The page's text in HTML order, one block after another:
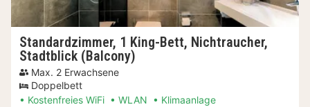
Standardzimmer, 1 King-Bett, Nichtraucher,
Stadtblick (Balcony)
Max. 2 Erwachsene
Doppelbett
Kostenfreies WiFi
WLAN Klimaanlage